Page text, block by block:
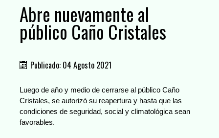
Abre nuevamente al
público Caño Cristales
Publicado: 04 Agosto 2021
Luego de año y medio de cerrarse al público Caño
Cristales, se autorizó su reapertura y hasta que las
condiciones de seguridad, social y climatológica sean
favorables.